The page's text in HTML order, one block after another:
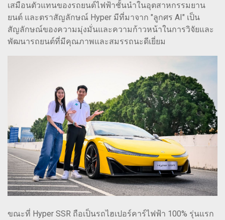
เสมือนตัวแทนของรถยนต์ไฟฟ้าชั้นนำในอุตสาหกรรมยาน
ยนต์ และตราสัญลักษณ์ Hyper มีที่มาจาก "ลูกศร AI" เป็น
สัญลักษณ์ของความมุ่งมั่นและความก้าวหน้าในการวิจัยและ
พัฒนารถยนต์ที่มีคุณภาพและสมรรถนะดีเยี่ยม
ขณะที่ Hyper SSR ถือเป็นรถไฮเปอร์คาร์ไฟฟ้า 100% รุ่นแรก